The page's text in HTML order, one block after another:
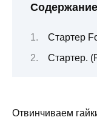
Содержание
Стартер
Стартер.
Отвинчиваем